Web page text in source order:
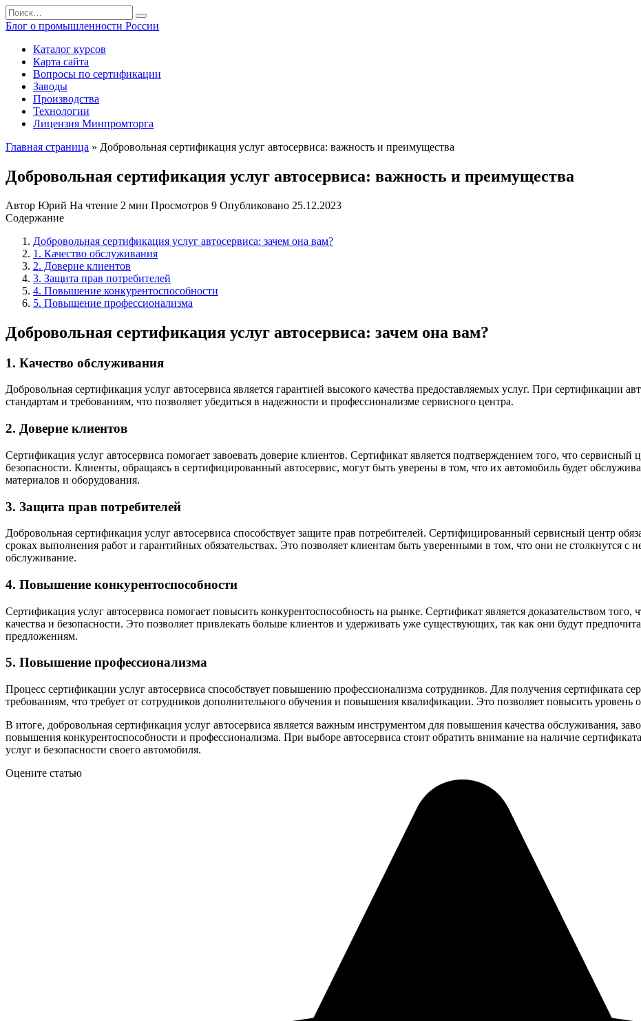
Перейти
к
содержанию
Search
for:
Блог о промышленности России
Каталог курсов
Карта сайта
Вопросы по сертификации
Заводы
Производства
Технологии
Лицензия Минпромторга
Главная страница » Добровольная сертификация услуг автосервиса: важность и преимущества
Добровольная сертификация услуг автосервиса: важность и преимущества
Автор Юрий На чтение 2 мин Просмотров 9 Опубликовано 25.12.2023
Содержание
Добровольная сертификация услуг автосервиса: зачем она вам?
1. Качество обслуживания
2. Доверие клиентов
3. Защита прав потребителей
4. Повышение конкурентоспособности
5. Повышение профессионализма
Добровольная сертификация услуг автосервиса: зачем она вам?
1. Качество обслуживания
Добровольная сертификация услуг автосервиса является гарантией высокого качества предоставляемых услуг. При сертификации
стандартам и требованиям, что позволяет убедиться в надежности и профессионализме сервисного центра.
2. Доверие клиентов
Сертификация услуг автосервиса помогает завоевать доверие клиентов. Сертификат является подтверждением того, что сервисный
безопасности. Клиенты, обращаясь в сертифицированный автосервис, могут быть уверены в том, что их автомобиль будет
материалов и оборудования.
3. Защита прав потребителей
Добровольная сертификация услуг автосервиса способствует защите прав потребителей. Сертифицированный сервисный центр
сроках выполнения работ и гарантийных обязательствах. Это позволяет клиентам быть уверенными в том, что они не столкнутся с
обслуживание.
4. Повышение конкурентоспособности
Сертификация услуг автосервиса помогает повысить конкурентоспособность на рынке. Сертификат является доказательством того,
качества и безопасности. Это позволяет привлекать больше клиентов и удерживать уже существующих, так как они будут
предложениям.
5. Повышение профессионализма
Процесс сертификации услуг автосервиса способствует повышению профессионализма сотрудников. Для получения сертификата
требованиям, что требует от сотрудников дополнительного обучения и повышения квалификации. Это позволяет повысить уровень
В итоге, добровольная сертификация услуг автосервиса является важным инструментом для повышения качества обслуживания,
повышения конкурентоспособности и профессионализма. При выборе автосервиса стоит обратить внимание на наличие
услуг и безопасности своего автомобиля.
Оцените статью